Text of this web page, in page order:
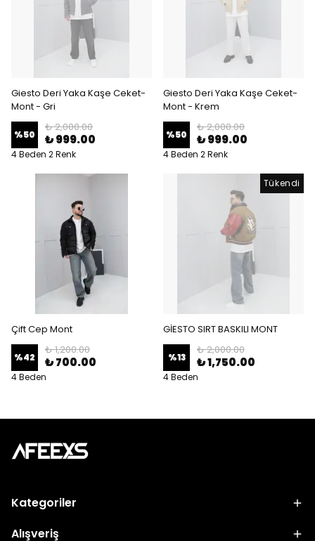
Giesto Deri Yaka Kaşe Ceket-
Mont - Gri
%50
₺ 2,000.00
₺ 999.00
4 Beden 2 Renk
Giesto Deri Yaka Kaşe Ceket-
Mont - Krem
%50
₺ 2,000.00
₺ 999.00
4 Beden 2 Renk
Çift Cep Mont
%42
₺ 1,200.00
₺ 700.00
4 Beden
Tükendi
GİESTO SIRT BASKILI MONT
%13
₺ 2,000.00
₺ 1,750.00
4 Beden
Kategoriler
Alışveriş